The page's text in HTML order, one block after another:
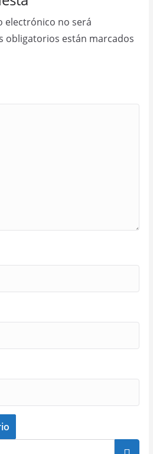
electrónico no será
obligatorios están marcados